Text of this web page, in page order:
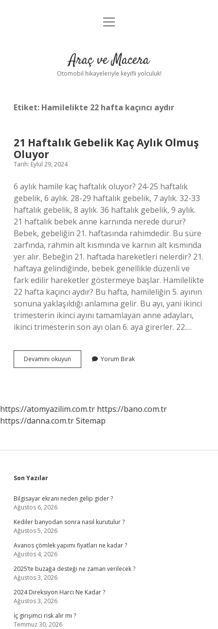
Anasayfa
Yasal Uyarı
menüyü
Araç ve Macera
Otomobil hikayeleriyle keyifli yolculuk!
Etiket: Hamilelikte 22 hafta kaçıncı aydır
21 Haftalık Gebelik Kaç Aylık Olmuş
Oluyor
Tarih: Eylül 29, 2024
6 aylık hamile kaç haftalık oluyor? 24-25 haftalık
gebelik, 6 aylık. 28-29 haftalık gebelik, 7 aylık. 32-33
haftalık gebelik, 8 aylık. 36 haftalık gebelik, 9 aylık.
21 haftalık bebek anne karnında nerede durur?
Bebek, gebeliğin 21. haftasında rahimdedir. Bu süre
zarfında, rahmin alt kısmında ve karnın alt kısmında
yer alır. Bebeğin 21. haftada hareketleri nelerdir? 21.
haftaya gelindiğinde, bebek genellikle düzenli ve
fark edilir hareketler göstermeye başlar. Hamilelikte
22 hafta kaçıncı aydır? Bu hafta, hamileliğin 5. ayının
sonuna yaklaşıldığı anlamına gelir. Bu ayı, yani ikinci
trimesterin ikinci ayını tamamlayan anne adayları,
ikinci trimesterin son ayı olan 6. aya girerler. 22.…
Devamını okuyun
Haftalık
Oluyor
Yorum Bırak
https://atomyazilim.com.tr https://bano.com.tr
https://danna.com.trSitemap
Sidebar
Son Yazılar
Bilgisayar ekranı neden gelip gider ?
Ağustos 6, 2026
Kediler banyodan sonra nasıl kurutulur ?
Ağustos 5, 2026
Avanos çömlek yapımı fiyatları ne kadar ?
Ağustos 4, 2026
2025’te buzağa desteği ne zaman verilecek ?
Ağustos 3, 2026
2024 Direksiyon Harcı Ne Kadar ?
Ağustos 3, 2026
İç girişimci risk alır mı ?
Temmuz 30, 2026